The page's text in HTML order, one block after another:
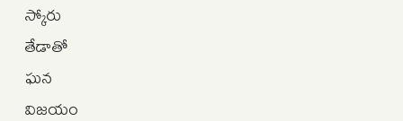
స్కోరు
తేడాతో
ఘన
విజయం